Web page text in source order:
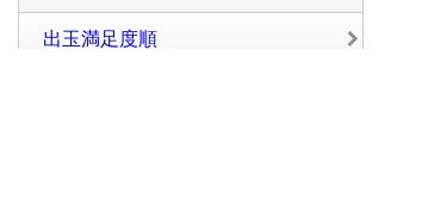
出玉満足度順